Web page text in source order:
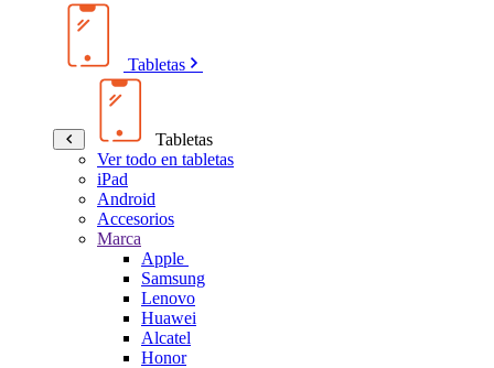
Tabletas
Tabletas
Ver todo en tabletas
iPad
Android
Accesorios
Marca
Apple
Samsung
Lenovo
Huawei
Alcatel
Honor